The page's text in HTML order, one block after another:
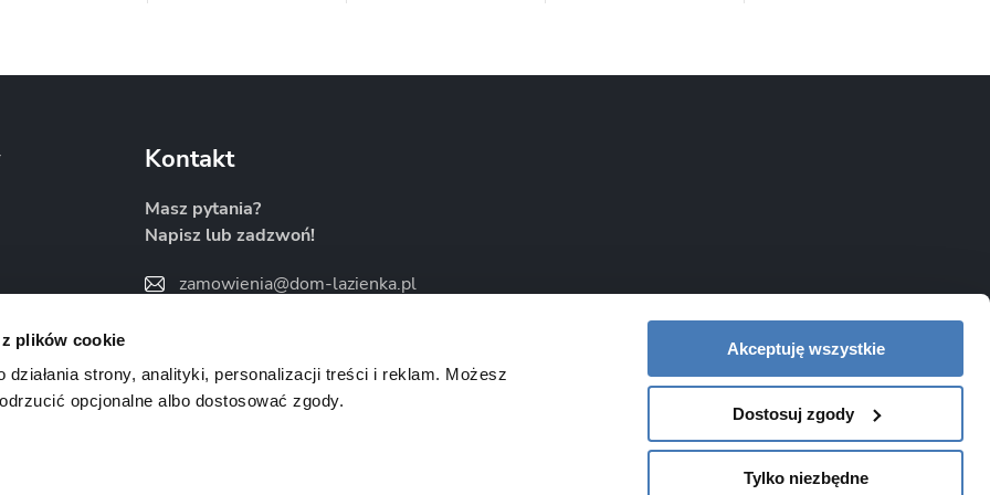
plików cookie
działania strony, analityki, personalizacji treści i reklam. Możesz
opcjonalne albo dostosować zgody.
Akceptuję wszystkie
Dostosuj zgody
Tylko niezbędne
Vertisso
Kontakt
Masz pytania?
Napisz lub zadzwoń!
zamowienia@dom-lazienka.pl
Znajdź nas na